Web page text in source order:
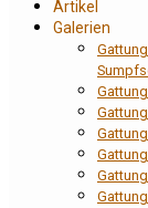
Artikel
Galerien